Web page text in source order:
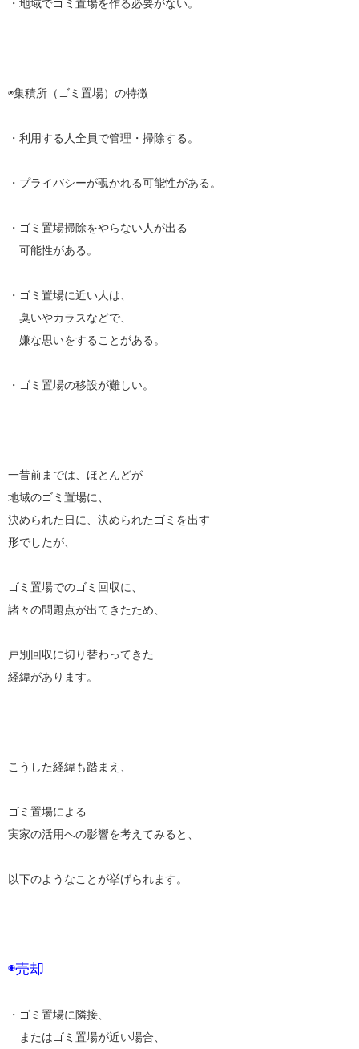
・地域でゴミ置場を作る必要がない。
◉集積所（ゴミ置場）の特徴
・利用する人全員で管理・掃除する。
・プライバシーが覗かれる可能性がある。
・ゴミ置場掃除をやらない人が出る
可能性がある。
・ゴミ置場に近い人は、
臭いやカラスなどで、
嫌な思いをすることがある。
・ゴミ置場の移設が難しい。
一昔前までは、ほとんどが
地域のゴミ置場に、
決められた日に、決められたゴミを出す
形でしたが、
ゴミ置場でのゴミ回収に、
諸々の問題点が出てきたため、
戸別回収に切り替わってきた
経緯があります。
こうした経緯も踏まえ、
ゴミ置場による
実家の活用への影響を考えてみると、
以下のようなことが挙げられます。
◉売却
・ゴミ置場に隣接、
またはゴミ置場が近い場合、